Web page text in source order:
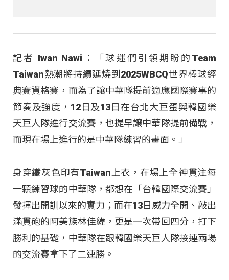
記者 Iwan Nawi：「球迷們引領期盼的Team
Taiwan熱潮將持續延燒到2025WBCQ世界棒球經
典賽資格賽，而為了讓中華隊提前適應國際賽事的
節奏及強度，12日及13日在台北大巨蛋與韓國樂
天巨人隊進行交流賽，也提早讓中華隊提前備戰，
而現在場上進行的是中華隊練習的畫面。」
身穿鐵灰色印有Taiwan上衣，在場上全神貫注每
一顆練習球的中華隊，都想在「台韓國際交流賽」
發揮出開訓以來的實力；而在13日威力全開、敲出
滿貫砲的阿美族林佳緯，更是一次帶回四分，打下
勝利的基礎，中華隊在跟韓國樂天巨人隊接連兩場
的交流賽拿下了二連勝。